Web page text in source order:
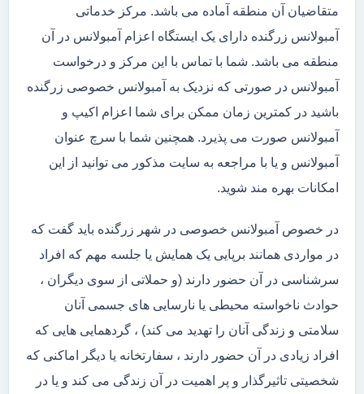
متقاضیان آن منطقه آماده می باشد. مرکز خدماتی
آمبولانس زرگنده دارای یک ایستگاه اعزام آمبولانس در آن
منطقه می باشد. شما با تماس با این مرکز و درخواست
آمبولانس در صورتی که نزدیک به آمبولانس خصوصی زرگنده
باشید در کمترین زمان ممکن برای شما اعزام اکیپ و
آمبولانس صورت می پذیرد. همچنین شما با سرچ عنوان
آمبولانس و یا با مراجعه به سایت مذکور می توانید از این
امکانات بهره مند شوید.
در خصوص آمبولانس خصوصی در شهر زرگنده باید گفت که
در مواردی همانند برپایی یک همایش یا جلسه مهم که افراد
سرشناسی در آن حضور دارند (و حملاتی از سوی دیگران ،
حوادث ناخواسته محیطی یا نارسایی های جسمی آنان
سلامتی و زندگی آنان را تهدید می کند) ، گردهمایی هایی که
افراد زیادی در آن حضور دارند ، سفارتخانه یا دیگر اماکنی که
شخصیتی تاثیرگذار و پر اهمیت در آن زندگی می کند و یا در